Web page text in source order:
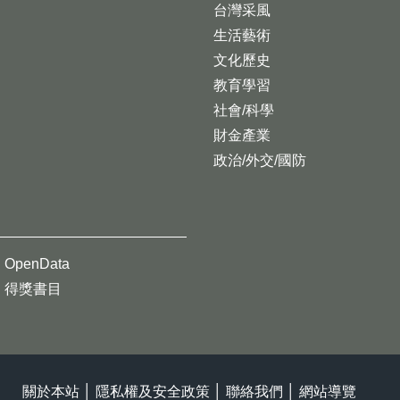
台灣采風
生活藝術
文化歷史
教育學習
社會/科學
財金產業
政治/外交/國防
OpenData
得獎書目
關於本站 隱私權及安全政策 聯絡我們 網站導覽